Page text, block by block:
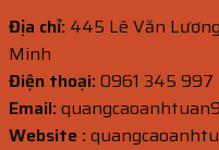
Địa chỉ: 445 Lê Văn
Minh
Điện thoại:0961 345
Email:
Website :